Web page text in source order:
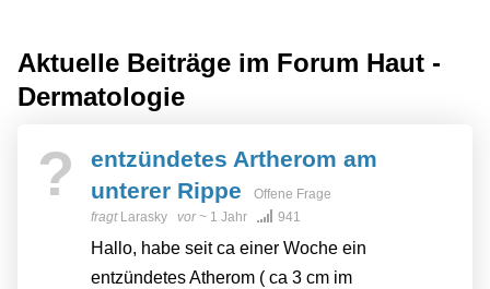
Aktuelle Beiträge im Forum Haut -
Dermatologie
?
entzündetes Artherom am
unterer Rippe
Offene Frage
fragt Larasky vor~ 1 Jahr 941
Hallo, habe seit ca einer Woche ein
entzündetes Atherom ( ca 3 cm im